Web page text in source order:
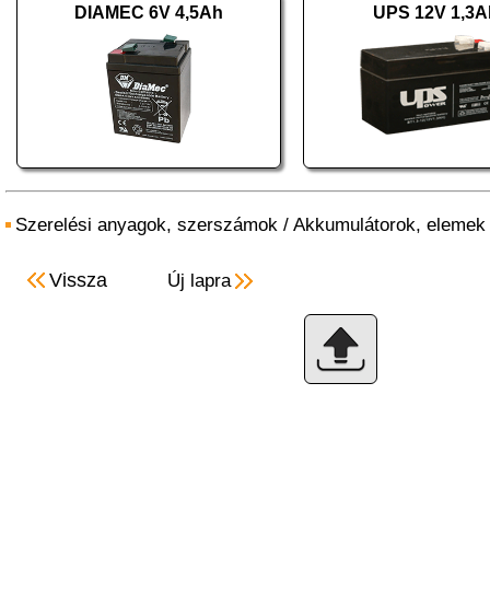
DIAMEC 6V 4,5Ah UPS 12V
Szerelési anyagok, szerszámok / Akkumulátorok, elemek
Vissza Új lapra